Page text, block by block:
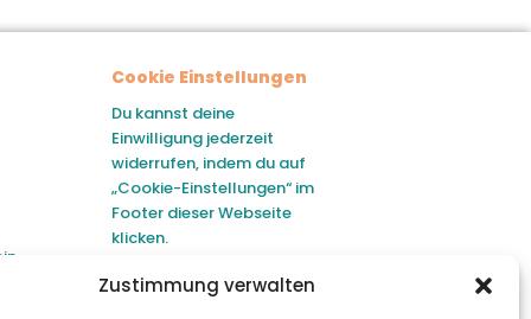
Zustimmung verwalten
Cookie Einstellungen
Du kannst deine
Einwilligung jederzeit
widerrufen, indem du auf
„Cookie-Einstellungen“ im
Footer dieser Webseite
klicken.